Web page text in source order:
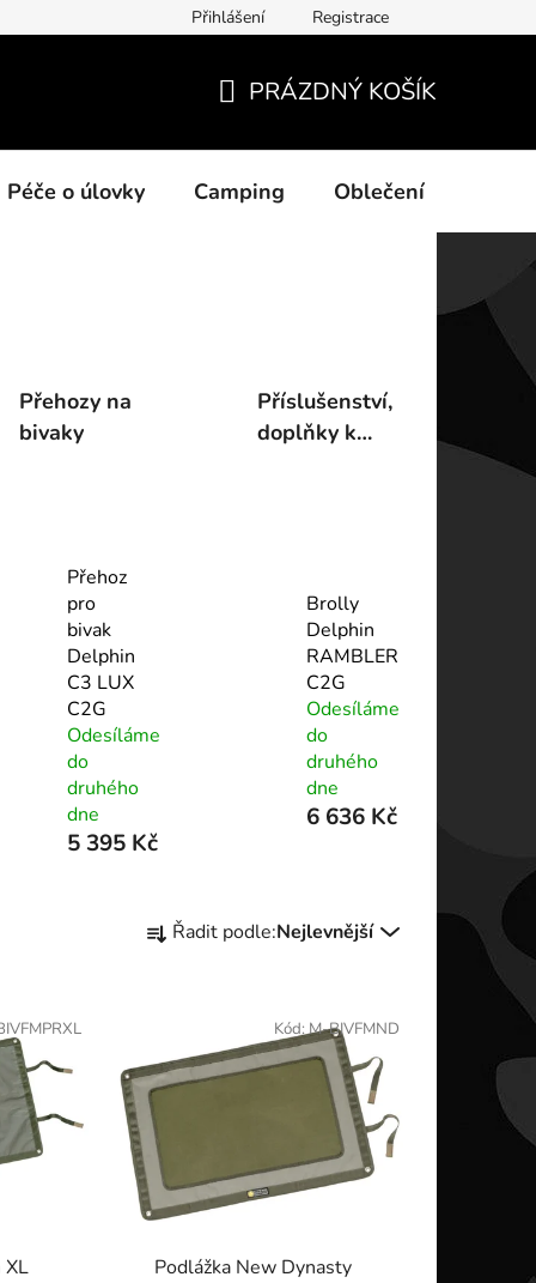
Přihlášení Registrace
KOŠÍK
PRÁZDNÝ KOŠÍK
Péče o úlovky Camping Oblečení
Přehozy na
bivaky
Příslušenství,
doplňky k
Přehoz
pro
bivak
Delphin
C3 LUX
C2G
Odesíláme
do
druhého
dne
5 395 Kč
Brolly
Delphin
RAMBLER
C2G
Odesíláme
do
druhého
dne
6 636 Kč
a
í
p
r
o
d
u
k
Řadit podle:Nejlevnější
XL Podlážka New Dynasty
Kód:M-BIVFMND